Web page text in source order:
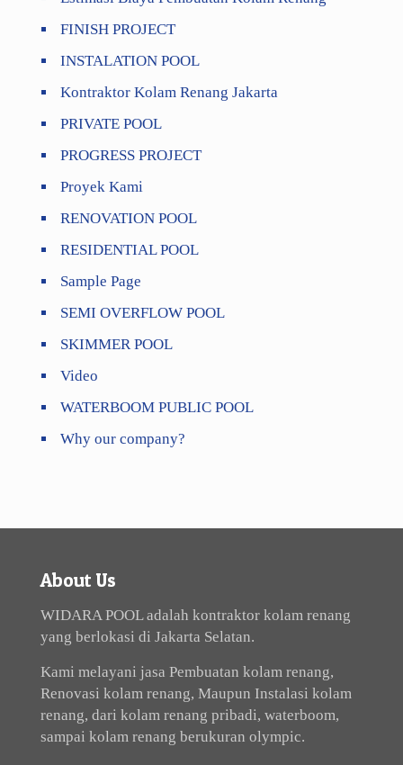
FINISH PROJECT
INSTALATION POOL
Kontraktor Kolam Renang Jakarta
PRIVATE POOL
PROGRESS PROJECT
Proyek Kami
RENOVATION POOL
RESIDENTIAL POOL
Sample Page
SEMI OVERFLOW POOL
SKIMMER POOL
Video
WATERBOOM PUBLIC POOL
Why our company?
About Us
WIDARA POOL adalah kontraktor kolam renang
yang berlokasi di Jakarta Selatan.
Kami melayani jasa Pembuatan kolam renang,
Renovasi kolam renang, Maupun Instalasi kolam
renang, dari kolam renang pribadi, waterboom,
sampai kolam renang berukuran olympic.